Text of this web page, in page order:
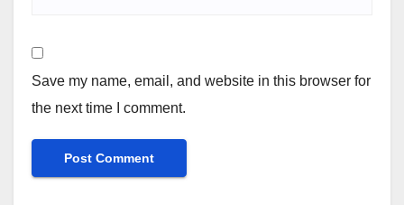
Save my name, email, and website in this browser for
the next time I comment.